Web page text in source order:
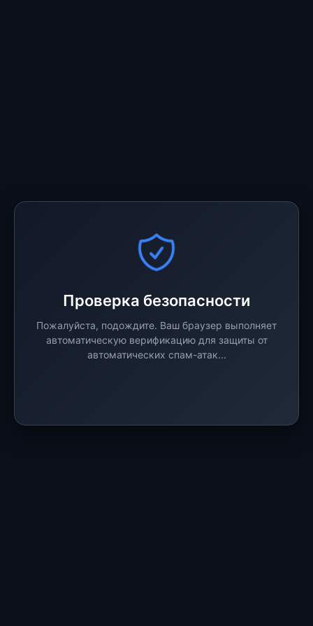
Проверка безопасности
Пожалуйста, подождите. Ваш браузер выполняет
автоматическую верификацию для защиты от
автоматических спам-атак...